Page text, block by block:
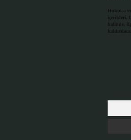
Hukuka
içerikleri,
halinde,